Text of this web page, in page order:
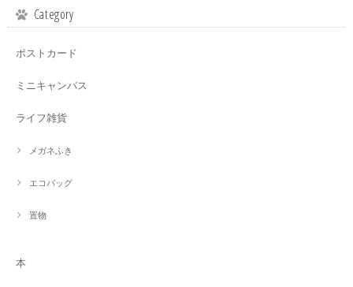
Category
ポストカード
ミニキャンバス
ライフ雑貨
メガネふき
エコバッグ
置物
本